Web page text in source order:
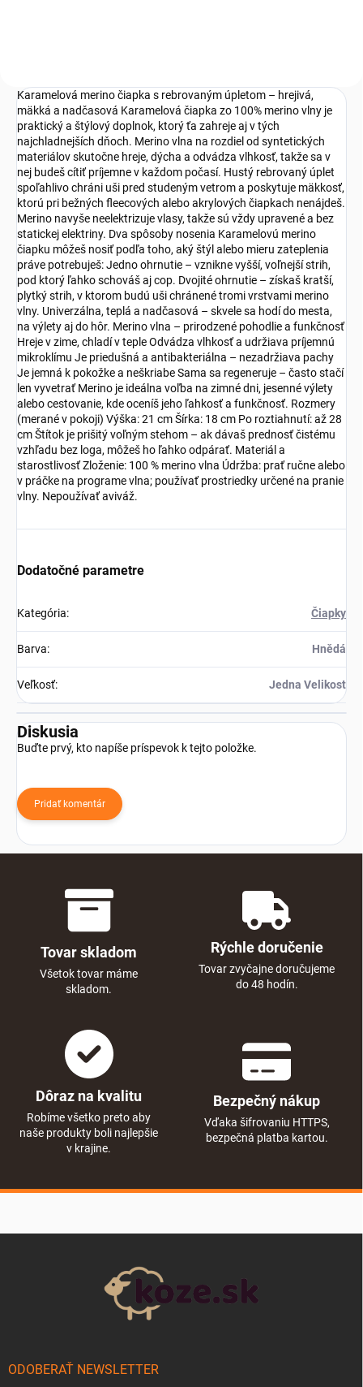
Karamelová merino čiapka s rebrovaným úpletom – hrejivá,
mäkká a nadčasová Karamelová čiapka zo 100% merino vlny je
praktický a štýlový doplnok, ktorý ťa zahreje aj v tých
najchladnejších dňoch. Merino vlna na rozdiel od syntetických
materiálov skutočne hreje, dýcha a odvádza vlhkosť, takže sa v
nej budeš cítiť príjemne v každom počasí. Hustý rebrovaný úplet
spoľahlivo chráni uši pred studeným vetrom a poskytuje mäkkosť,
ktorú pri bežných fleecových alebo akrylových čiapkach nenájdeš.
Merino navyše neelektrizuje vlasy, takže sú vždy upravené a bez
statickej elektriny. Dva spôsoby nosenia Karamelovú merino
čiapku môžeš nosiť podľa toho, aký štýl alebo mieru zateplenia
práve potrebuješ: Jedno ohrnutie – vznikne vyšší, voľnejší strih,
pod ktorý ľahko schováš aj cop. Dvojité ohrnutie – získaš kratší,
plytký strih, v ktorom budú uši chránené tromi vrstvami merino
vlny. Univerzálna, teplá a nadčasová – skvele sa hodí do mesta,
na výlety aj do hôr. Merino vlna – prirodzené pohodlie a funkčnosť
Hreje v zime, chladí v teple Odvádza vlhkosť a udržiava príjemnú
mikroklímu Je priedušná a antibakteriálna – nezadržiava pachy
Je jemná k pokožke a neškriabe Sama sa regeneruje – často stačí
len vyvetrať Merino je ideálna voľba na zimné dni, jesenné výlety
alebo cestovanie, kde oceníš jeho ľahkosť a funkčnosť. Rozmery
(merané v pokoji) Výška: 21 cm Šírka: 18 cm Po roztiahnutí: až 28
cm Štítok je prišitý voľným stehom – ak dávaš prednosť čistému
vzhľadu bez loga, môžeš ho ľahko odpárať. Materiál a
starostlivosť Zloženie: 100 % merino vlna Údržba: prať ručne alebo
v práčke na programe vlna; používať prostriedky určené na pranie
vlny. Nepoužívať aviváž.
Dodatočné parametre
Kategória: Čiapky
Barva: Hnědá
Veľkosť: Jedna Velikost
Diskusia
Buďte prvý, kto napíše príspevok k tejto položke.
Pridať komentár
Tovar skladom
Všetok tovar máme
skladom.
Rýchle doručenie
Tovar zvyčajne doručujeme
do 48 hodín.
Dôraz na kvalitu
Robíme všetko preto aby
naše produkty boli najlepšie
v krajine.
Bezpečný nákup
Vďaka šifrovaniu HTTPS,
bezpečná platba kartou.
ODOBERAŤ NEWSLETTER